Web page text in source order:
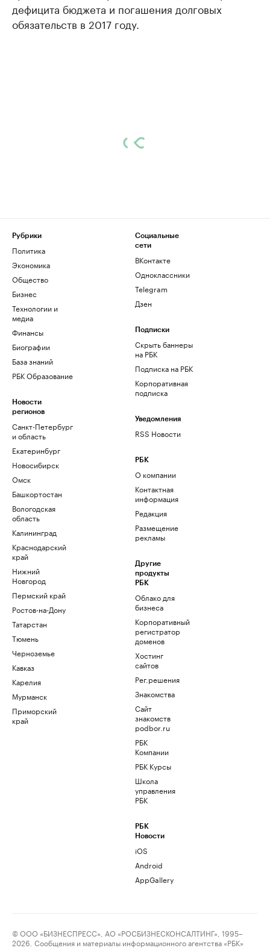
дефицита бюджета и погашения долговых
обязательств в 2017 году.
Рубрики
Политика
Экономика
Общество
Бизнес
Технологии и
медиа
Финансы
Биографии
База знаний
РБК Образование
Новости
регионов
Санкт-Петербург
и область
Екатеринбург
Новосибирск
Омск
Башкортостан
Вологодская
область
Калининград
Краснодарский
край
Нижний
Новгород
Пермский край
Ростов-на-Дону
Татарстан
Тюмень
Черноземье
Кавказ
Карелия
Мурманск
Приморский
край
Социальные
сети
ВКонтакте
Одноклассники
Telegram
Дзен
Подписки
Скрыть баннеры
на РБК
Подписка на РБК
Корпоративная
подписка
Уведомления
RSS Новости
РБК
О компании
Контактная
информация
Редакция
Размещение
рекламы
Другие
продукты
РБК
Облако для
бизнеса
Корпоративный
регистратор
доменов
Хостинг
сайтов
Рег.решения
Знакомства
Сайт
знакомств
podbor.ru
РБК
Компании
РБК Курсы
Школа
управления
РБК
РБК
Новости
iOS
Android
AppGallery
© ООО «БИЗНЕСПРЕСС», АО «РОСБИЗНЕСКОНСАЛТИНГ», 1995–
2026. Сообщения и материалы информационного агентства «РБК»